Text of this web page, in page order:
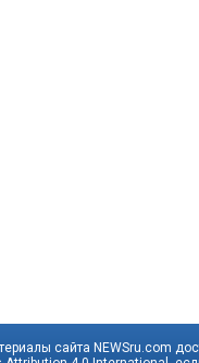
сайта NEWSru.com